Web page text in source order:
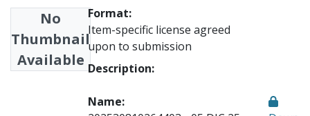
No
Thumbnail
Available
Format:
Item-specific license agreed
upon to submission
Description:
Name: